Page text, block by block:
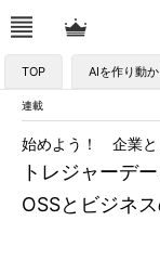
TOP AIを作り動
連載
トレジャーデ
OSSとビジネ
始めよう！ 企業と